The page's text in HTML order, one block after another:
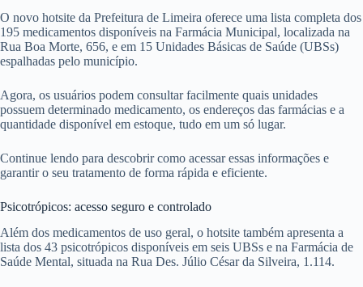
O novo hotsite da Prefeitura de Limeira oferece uma lista completa dos
195 medicamentos disponíveis na Farmácia Municipal, localizada na
Rua Boa Morte, 656, e em 15 Unidades Básicas de Saúde (UBSs)
espalhadas pelo município.
Agora, os usuários podem consultar facilmente quais unidades
possuem determinado medicamento, os endereços das farmácias e a
quantidade disponível em estoque, tudo em um só lugar.
Continue lendo para descobrir como acessar essas informações e
garantir o seu tratamento de forma rápida e eficiente.
Psicotrópicos: acesso seguro e controlado
Além dos medicamentos de uso geral, o hotsite também apresenta a
lista dos 43 psicotrópicos disponíveis em seis UBSs e na Farmácia de
Saúde Mental, situada na Rua Des. Júlio César da Silveira, 1.114.